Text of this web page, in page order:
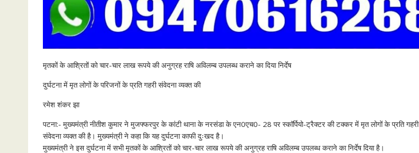
मृतकों के आश्रितों को चार-चार लाख रूपये की अनुग्रह राषि अविलम्ब उपलब्ध कराने का दिया निर्देष
दुर्घटना में मृत लोगों के परिजनों के प्रति गहरी संवेदना व्यक्त की
रमेश शंकर झा
पटना:- मुख्यमंत्री नीतीश कुमार ने मुजफ्फरपुर के कांटी थाना के नरसंडा के एन0एच0- 28 पर स्काॅर्पियो-ट्रैक्टर की टक्कर में मृत लोगों के प्रति गहरी
संवेदना व्यक्त की है। मुख्यमंत्री ने कहा कि यह दुर्घटना काफी दुःखद है।
मुख्यमंत्री ने इस दुर्घटना में सभी मृतकों के आश्रितों को चार-चार लाख रूपये की अनुग्रह राषि अविलम्ब उपलब्ध कराने का निर्देष दिया है।